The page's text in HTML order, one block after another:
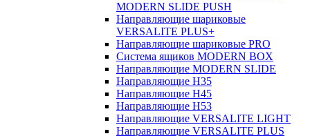
MODERN SLIDE PUSH
Направляющие шариковые
VERSALITE PLUS+
Направляющие шариковые PRO
Система ящиков MODERN BOX
Направляющие MODERN SLIDE
Направляющие H35
Направляющие H45
Направляющие H53
Направляющие VERSALITE LIGHT
Направляющие VERSALITE PLUS